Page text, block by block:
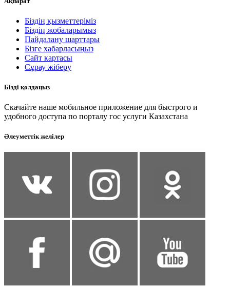
Біздің қызметтеріміз
Біздің жобаларымыз
Пайдалану шарттары
Бізге хабарласыңыз
Сайт картасы
Сұрау жіберу
Бізді қолдаңыз
Скачайте наше мобильное приложение для быстрого и
удобного доступа по порталу гос услуги Казахстана
Әлеуметтік желілер